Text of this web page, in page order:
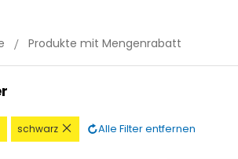
Produkte mit Mengenrabatt
schwarz
Diesen
Artikel
Alle Filter entfernen